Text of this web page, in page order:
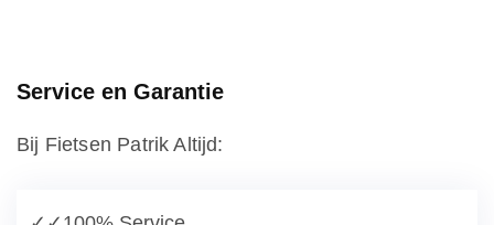
Service en Garantie
Bij Fietsen Patrik Altijd: